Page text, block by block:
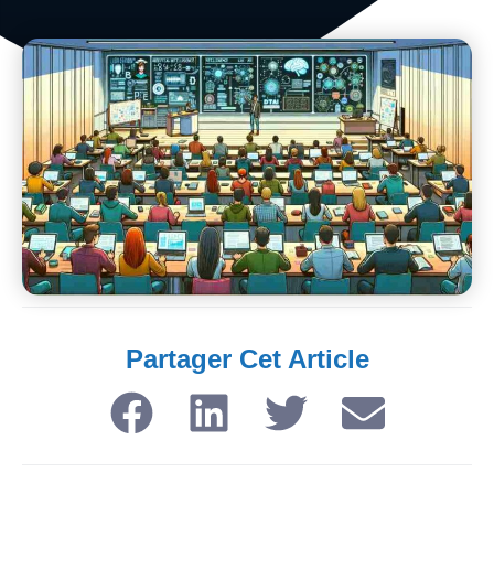
Partager Cet Article​